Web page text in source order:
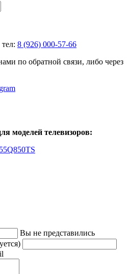
8 (926) 000-57-66
по обратной связи, либо через
моделей телевизоров:
Вы не представились